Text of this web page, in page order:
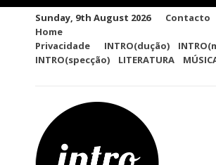
Sunday, 9th August 2026
Contacto
Home
Privacidade
INTRO(dução)
INTRO(specção)
LITERATURA